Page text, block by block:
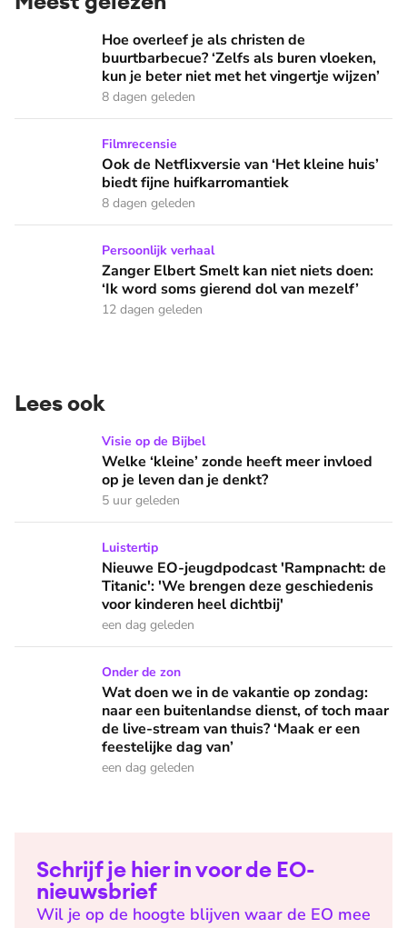
Hoe overleef je als christen de buurtbarbecue? ‘Zelfs als
Hoe overleef je als christen de
buurtbarbecue? ‘Zelfs als buren vloeken,
kun je beter niet met het vingertje wijzen’
8 dagen geleden
Ook de Netflixversie van ‘Het kleine huis’ biedt fijne
Filmrecensie
Ook de Netflixversie van ‘Het kleine huis’
biedt fijne huifkarromantiek
8 dagen geleden
Zanger Elbert Smelt kan niet niets doen: ‘Ik word soms
Persoonlijk verhaal
Zanger Elbert Smelt kan niet niets doen:
‘Ik word soms gierend dol van mezelf’
12 dagen geleden
Lees ook
Welke ‘kleine’ zonde heeft meer invloed op je leven dan je
Visie op de Bijbel
Welke ‘kleine’ zonde heeft meer invloed
op je leven dan je denkt?
5 uur geleden
Nieuwe EO-jeugdpodcast 'Rampnacht: de Titanic': 'We
Luistertip
Nieuwe EO-jeugdpodcast 'Rampnacht: de
Titanic': 'We brengen deze geschiedenis
voor kinderen heel dichtbij'
een dag geleden
Wat doen we in de vakantie op zondag: naar een
Onder de zon
Wat doen we in de vakantie op zondag:
naar een buitenlandse dienst, of toch maar
de live-stream van thuis? ‘Maak er een
feestelijke dag van’
een dag geleden
Schrijf je hier in voor de EO-
nieuwsbrief
Wil je op de hoogte blijven waar de EO mee